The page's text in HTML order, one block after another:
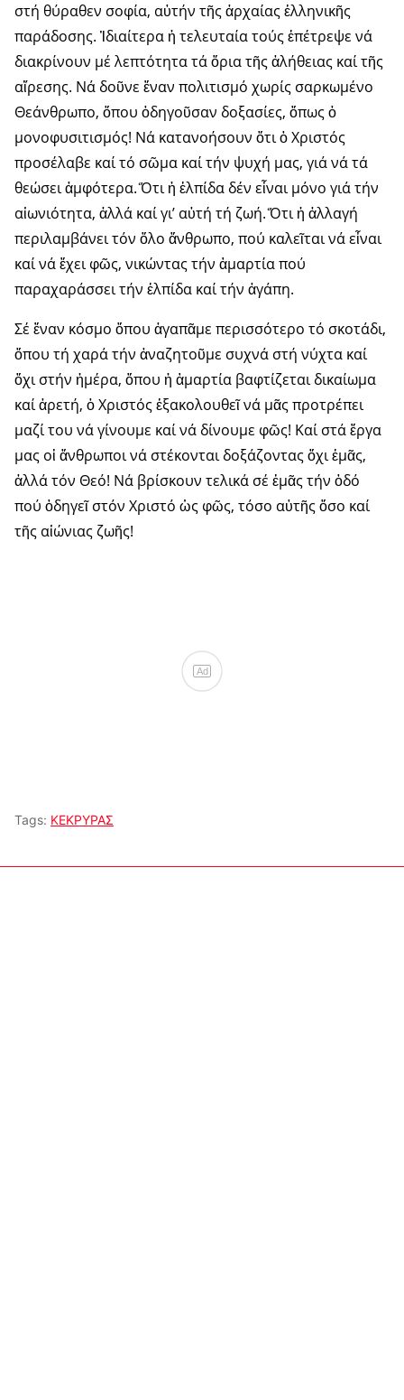
στή θύραθεν σοφία, αὐτήν τῆς ἀρχαίας ἑλληνικῆς
παράδοσης. Ἰδιαίτερα ἡ τελευταία τούς ἐπέτρεψε νά
διακρίνουν μέ λεπτότητα τά ὅρια τῆς ἀλήθειας καί τῆς
αἵρεσης. Νά δοῦνε ἕναν πολιτισμό χωρίς σαρκωμένο
Θεάνθρωπο, ὅπου ὁδηγοῦσαν δοξασίες, ὅπως ὁ
μονοφυσιτισμός! Νά κατανοήσουν ὅτι ὁ Χριστός
προσέλαβε καί τό σῶμα καί τήν ψυχή μας, γιά νά τά
θεώσει ἀμφότερα. Ὅτι ἡ ἐλπίδα δέν εἶναι μόνο γιά τήν
αἰωνιότητα, ἀλλά καί γι’ αὐτή τή ζωή. Ὅτι ἡ ἀλλαγή
περιλαμβάνει τόν ὅλο ἄνθρωπο, πού καλεῖται νά εἶναι
καί νά ἔχει φῶς, νικώντας τήν ἁμαρτία πού
παραχαράσσει τήν ἐλπίδα καί τήν ἀγάπη.
Σέ ἕναν κόσμο ὅπου ἀγαπᾶμε περισσότερο τό σκοτάδι,
ὅπου τή χαρά τήν ἀναζητοῦμε συχνά στή νύχτα καί
ὄχι στήν ἡμέρα, ὅπου ἡ ἁμαρτία βαφτίζεται δικαίωμα
καί ἀρετή, ὁ Χριστός ἐξακολουθεῖ νά μᾶς προτρέπει
μαζί του νά γίνουμε καί νά δίνουμε φῶς! Καί στά ἔργα
μας οἱ ἄνθρωποι νά στέκονται δοξάζοντας ὄχι ἐμᾶς,
ἀλλά τόν Θεό! Νά βρίσκουν τελικά σέ ἐμᾶς τήν ὁδό
πού ὁδηγεῖ στόν Χριστό ὡς φῶς, τόσο αὐτῆς ὅσο καί
τῆς αἰώνιας ζωῆς!
Ad
Tags: ΚΕΚΡΥΡΑΣ